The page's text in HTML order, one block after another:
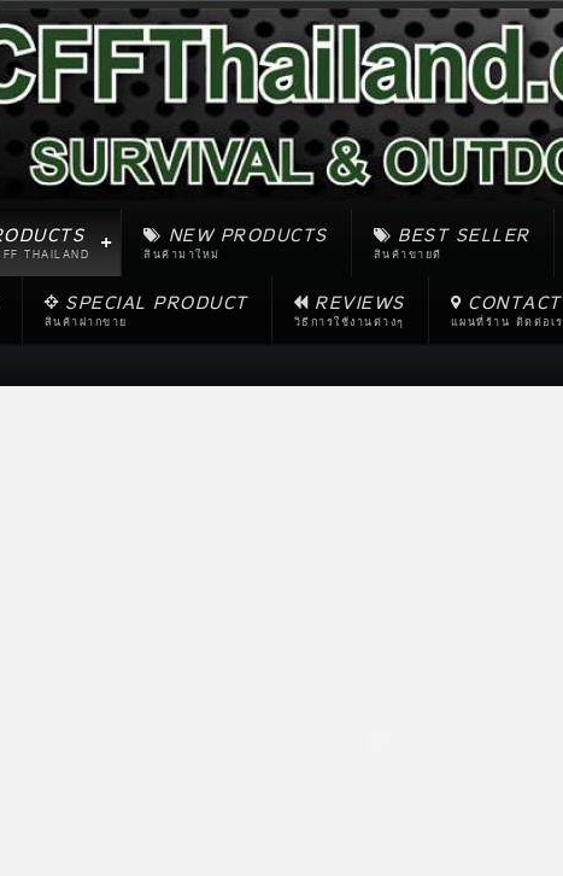
THAILAND
NEW PRODUCTS
สินค้ามาใหม่
BEST SELLER
สินค้าขายดี
SPECIAL PRODUCT
สินค้าฝากขาย
REVIEWS
วิธีการใช้งานต่างๆ แผนที่ร้าน ติดต่อเ